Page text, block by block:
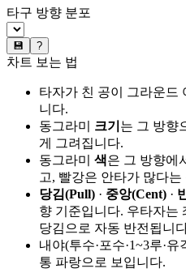
타구 방향 분포
💾 ?
차트 보는 법
타자가 친 공이 그라운드
니다.
동그라미 크기 는 그 방향
게 그려집니다.
동그라미 색은 그 방향에
고, 빨강은 안타가 많다는
당김(Pull) · 중앙(Cent) ·
향 기준입니다. 우타자는
당김으로 자동 반전됩니
내야(투수·포수·1~3루·
통 파랑으로 보입니다.